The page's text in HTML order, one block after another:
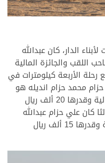
الدار، كان عبدالله
والجائزة المالية
قطع رحلة الأربعة كيلومترات في
ليكون حزام محمد حزام انديله هو
صاحب المركز الثاني والجائزة المالية وقدرها 20 ألف ريال
دقائق، وثالثا كان علي حزام عبدالله
راشد انديله حاصدا الجائزة المالية وقدرها 15 ألف ريال